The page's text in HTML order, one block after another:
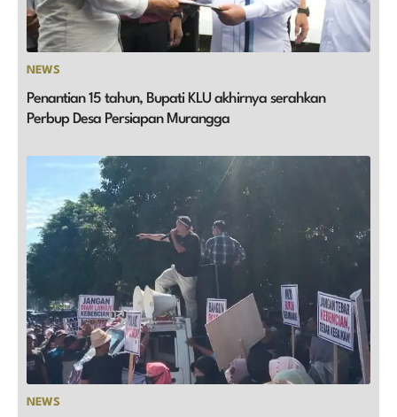
NEWS
Penantian 15 tahun, Bupati KLU akhirnya serahkan
Perbup Desa Persiapan Murangga
NEWS